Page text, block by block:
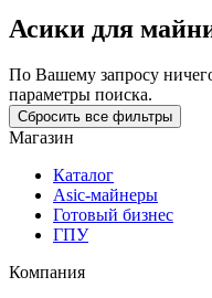
Асики для
По Вашему запросу
параметры поиска.
Сбросить все фильтры
Магазин
Каталог
Asic-майнеры
Готовый бизнес
ГПУ
Компания